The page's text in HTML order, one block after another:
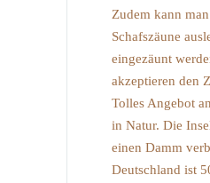
Zudem kann
Schafszäune
eingezäunt
akzeptieren den
Tolles Angebot
in Natur. Die
einen Damm
Deutschland ist